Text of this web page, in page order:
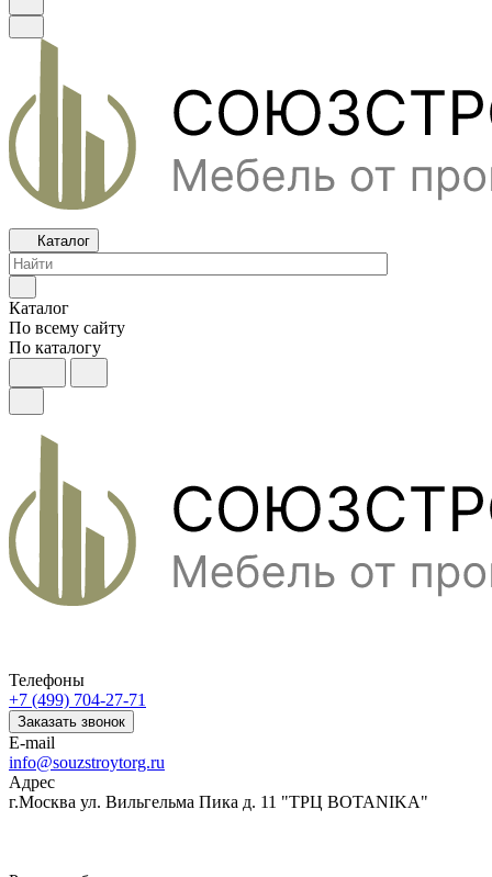
Каталог
Каталог
По всему сайту
По каталогу
Телефоны
+7 (499) 704-27-71
Заказать звонок
E-mail
info@souzstroytorg.ru
Адрес
г.Москва ул. Вильгельма Пика д. 11 "ТРЦ BOTANIKA"